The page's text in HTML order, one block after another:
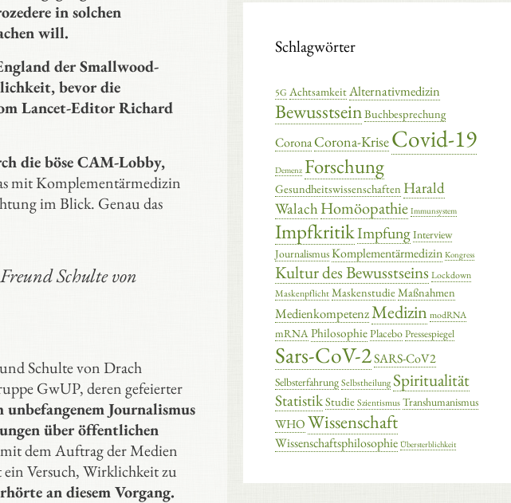
in solchen
will.
der Smallwood-
bevor die
Lancet-Editor Richard
die böse CAM-Lobby,
mit Komplementärmedizin
im Blick. Genau das
Schulte von
Schulte von Drach
GwUP, deren gefeierter
Journalismus
über öffentlichen
dem Auftrag der Medien
ein Versuch, Wirklichkeit zu
an diesem Vorgang.
Schlagwörter
5G AchtsamkeitAlternativmedizin
BewusstseinBuchbesprechung
CoronaCorona-KriseCovid-19
Demenz Forschung
Gesundheitswissenschaften Harald
Walach Homöopathie Immunsystem
ImpfkritikImpfungInterview
JournalismusKomplementärmedizin Kongress
Kultur des Bewusstseins Lockdown
MaskenpflichtMaskenstudieMaßnahmen
MedienkompetenzMedizin modRNA
mRNAPhilosophiePlaceboPressespiegel
Sars-CoV-2SARS-CoV2
SelbsterfahrungSelbstheilung Spiritualität
StatistikStudieSzientismusTranshumanismus
WHO Wissenschaft
Wissenschaftsphilosophie Übersterblichkeit